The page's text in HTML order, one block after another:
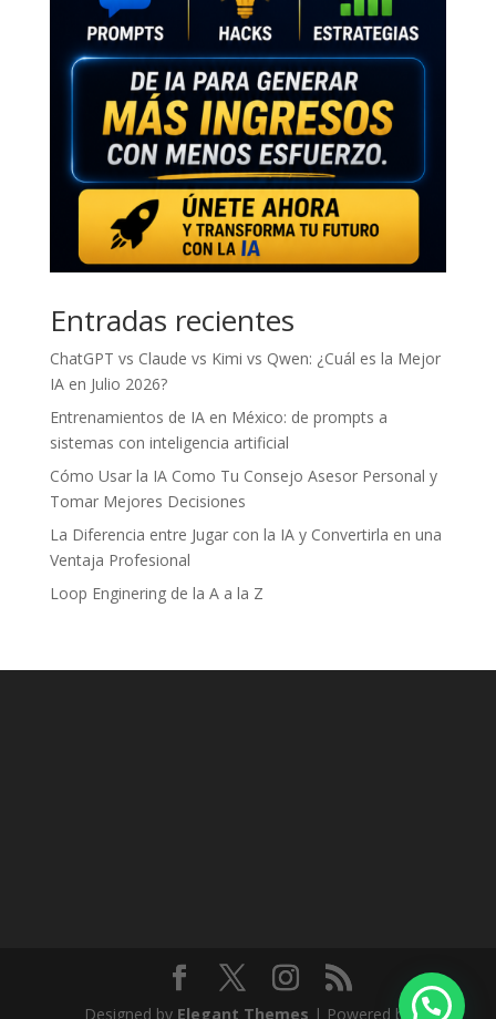
Entradas recientes
ChatGPT vs Claude vs Kimi vs Qwen: ¿Cuál es la Mejor
IA en Julio 2026?
Entrenamientos de IA en México: de prompts a
sistemas con inteligencia artificial
Cómo Usar la IA Como Tu Consejo Asesor Personal y
Tomar Mejores Decisiones
La Diferencia entre Jugar con la IA y Convertirla en una
Ventaja Profesional
Loop Enginering de la A a la Z
Designed by Elegant Themes | Powered by